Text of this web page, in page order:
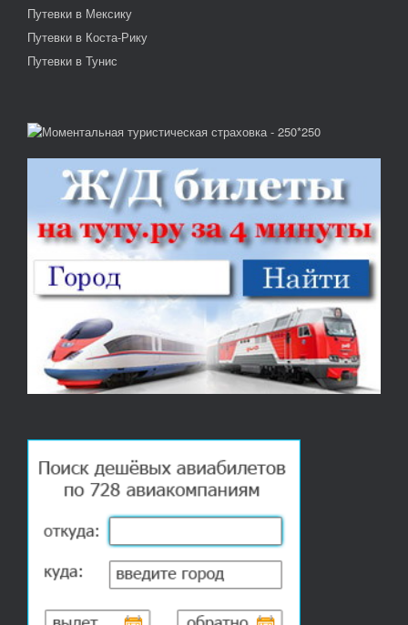
Путевки в Мексику
Путевки в Коста-Рику
Путевки в Тунис